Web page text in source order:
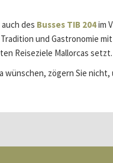
auch des Busses TIB 204im
und Gastronomie
Reiseziele Mallorcas setzt.
zögern Sie